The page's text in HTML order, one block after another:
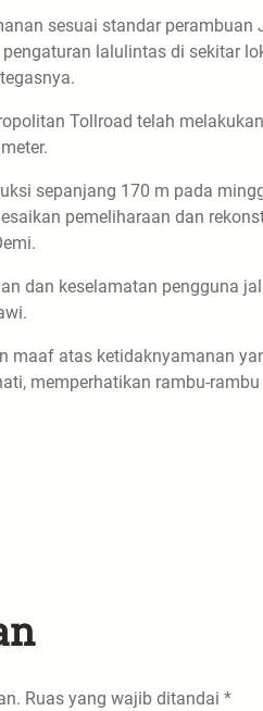
sesuai standar
lalulintas di sekitar
Tollroad telah
sepanjang 170 m pada
pemeliharaan dan
dan keselamatan pengguna
maaf atas ketidaknyamanan
memperhatikan rambu-
Ruas yang wajib ditandai *